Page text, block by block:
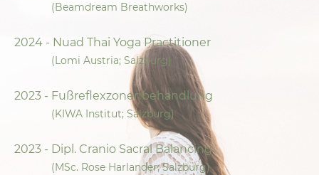
(Beamdream Breathworks)
2024 - Nuad Thai Yoga Practitioner
(Lomi Austria; Salzburg)
2023 - Fußreflexzonenbehandlung
(KIWA Institut; Salzburg)
2023 - Dipl. Cranio Sacral Balancing
(MSc. Rose Harlander; Salzburg)